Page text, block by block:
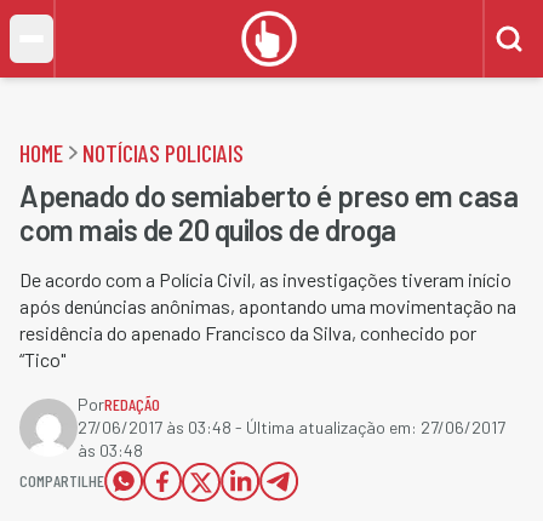
HOME NOTÍCIAS POLICIAIS
Apenado do semiaberto é preso em casa
com mais de 20 quilos de droga
De acordo com a Polícia Civil, as investigações tiveram início
após denúncias anônimas, apontando uma movimentação na
residência do apenado Francisco da Silva, conhecido por
“Tico"
PorREDAÇÃO
27/06/2017 às 03:48 - Última atualização em: 27/06/2017
às 03:48
COMPARTILHE